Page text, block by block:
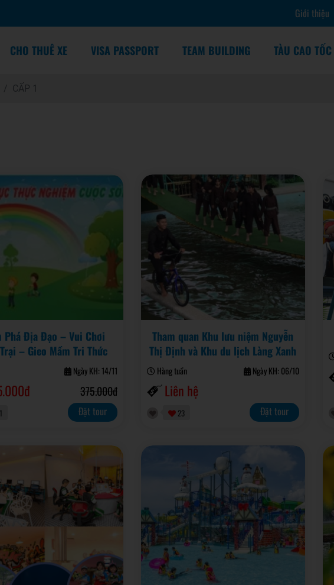
Giới thiệu
CHO THUÊ XE VISA PASSPORT TEAM BUILDING TÀU CAO
CẤP 1
Phá Địa Đạo – Vui Chơi
– Gieo Mầm Tri Thức
Ngày KH: 14/11
375.000đ
Đặt tour
Tham quan Khu lưu niệm Nguyễn
Thị Định và Khu du lịch Làng Xanh
Hàng tuần Ngày KH: 06/10
Liên hệ
23 Đặt tour